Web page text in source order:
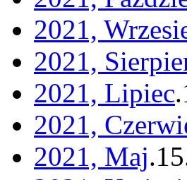
2021,
2021,
2021, Lipiec.
2021,
2021, Maj.15